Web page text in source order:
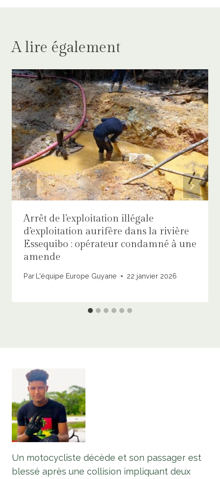
A lire également
Arrêt de l’exploitation illégale
d’exploitation aurifère dans la rivière
Essequibo ; opérateur condamné à une
amende
Par L'équipe Europe Guyane 22 janvier 2026
Un motocycliste décède et son passager est
blessé après une collision impliquant deux